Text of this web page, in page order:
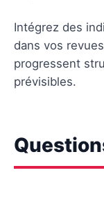
Intégrez des
dans vos
progressent
prévisibles.